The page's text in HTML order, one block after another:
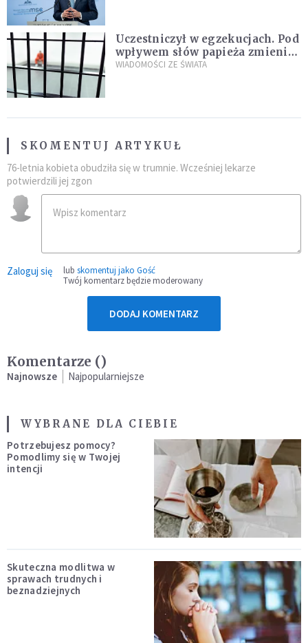
Uczestniczył w egzekucjach. Pod
wpływem słów papieża zmienił
zdanie
WIADOMOŚCI ZE ŚWIATA
SKOMENTUJ ARTYKUŁ
76-letnia kobieta obudziła się w trumnie. Wcześniej lekarze
potwierdzili jej zgon
Zaloguj się lub skomentuj jako Gość
Twój komentarz będzie moderowany
DODAJ KOMENTARZ
Komentarze ()
Najnowsze Najpopularniejsze
WYBRANE DLA CIEBIE
Potrzebujesz pomocy?
Pomodlimy się w Twojej
intencji
Skuteczna modlitwa w
sprawach trudnych i
beznadziejnych